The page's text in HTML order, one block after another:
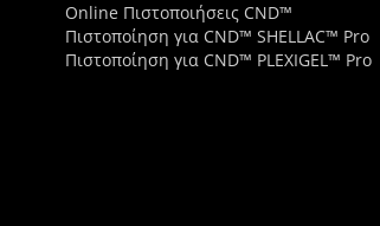
Online Πιστοποιήσεις CND™
Πιστοποίηση για CND™ SHELLAC™ Pro
Πιστοποίηση για CND™ PLEXIGEL™ Pro